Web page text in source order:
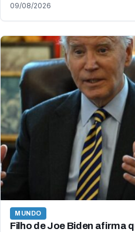
09/08/2026
MUNDO
Filho de Joe Biden afirma